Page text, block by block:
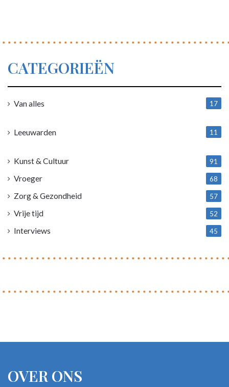
CATEGORIEËN
Van alles
17
Leeuwarden
11
Kunst & Cultuur 91
Vroeger 68
Zorg & Gezondheid 57
Vrije tijd 52
Interviews 45
OVER ONS